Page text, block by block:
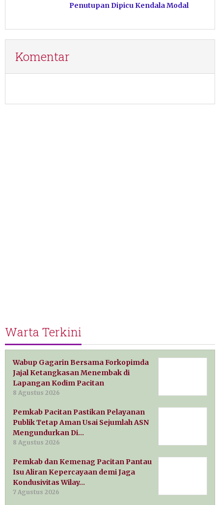
Penutupan Dipicu Kendala Modal
Komentar
Warta Terkini
Wabup Gagarin Bersama Forkopimda
Jajal Ketangkasan Menembak di
Lapangan Kodim Pacitan
8 Agustus 2026
Pemkab Pacitan Pastikan Pelayanan
Publik Tetap Aman Usai Sejumlah ASN
Mengundurkan Di…
8 Agustus 2026
Pemkab dan Kemenag Pacitan Pantau
Isu Aliran Kepercayaan demi Jaga
Kondusivitas Wilay…
7 Agustus 2026